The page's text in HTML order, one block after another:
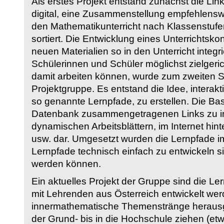
digital, eine Zusammenstellung
den Mathematikunterricht nach
sortiert. Die Entwicklung eines
neuen Materialien so in den Unterricht
Schülerinnen und Schüler möglichst
damit arbeiten können, wurde zum zweiten
Projektgruppe. Es entstand die Idee,
so genannte Lernpfade, zu erstellen. Die
Datenbank zusammengetragenen Links zu
dynamischen Arbeitsblättern, im Internet
usw. dar. Umgesetzt wurden die Lernpfade
Lernpfade technisch einfach zu entwickeln
werden können.
Ein aktuelles Projekt der Gruppe sind die
mit Lehrenden aus Österreich entwickelt
innermathematische Themenstränge
der Grund- bis in die Hochschule ziehen